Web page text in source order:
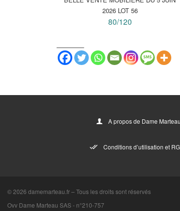
2026 LOT 56
80/120
A propos de Dame Marteau
Conditions d’utilisation et
© 2026 damemarteau.fr–Tous les droits sont réservés
Ovv Dame Marteau SAS - n°210-757